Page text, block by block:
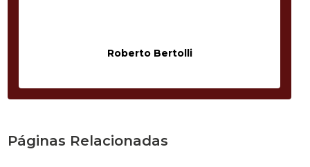
Roberto Bertolli
Páginas Relacionadas